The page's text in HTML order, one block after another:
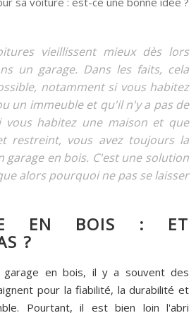
vieillissent mieux dès lors
un garage. Dans les faits, cela
notamment si vous habitez
un immeuble et qu'il n'y a pas de
vous habitez une maison et que
restreint, vous avez toujours la
garage en bois. C'est une solution
alors pourquoi ne pas se laisser
EN BOIS : ET
?
garage en bois, il y a souvent des
pour la fiabilité, la durabilité et
Pourtant, il est bien loin l'abri